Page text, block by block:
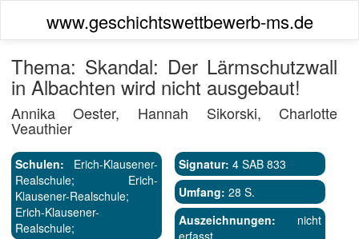
www.geschichtswettbewerb-ms.de
Thema: Skandal: Der Lärmschutzwall
in Albachten wird nicht ausgebaut!
Annika Oester, Hannah Sikorski, Charlotte
Veauthier
Schulen: Erich-Klausener-
Realschule; Erich-
Klausener-Realschule;
Erich-Klausener-
Realschule;
Signatur: 4 SAB 833
Umfang: 28 S.
Auszeichnungen: nicht
erfasst